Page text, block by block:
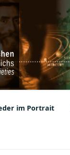
Societies
im Portrait